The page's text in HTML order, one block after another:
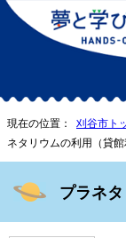
現在の位置： 刈谷市ト
ネタリウムの利用（貸館
プラネ